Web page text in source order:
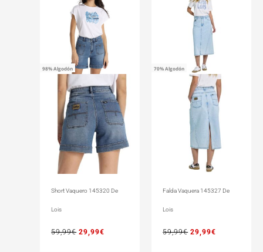
98% Algodón
Short Vaquero 145320 De
Lois
59,99€
original
era:
59,99€.
29,99€
actual
29,99€.
70% Algodón
Falda Vaquera 145327 De
Lois
59,99€
original
era:
59,99€.
29,99€